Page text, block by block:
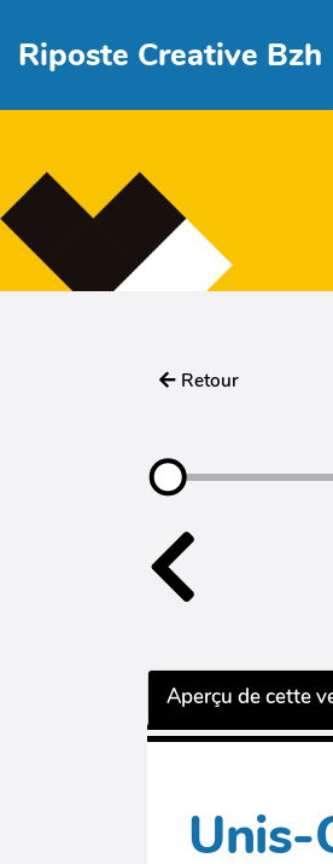
Riposte Creative Bzh
Retour
Aperçu de cette
Unis-